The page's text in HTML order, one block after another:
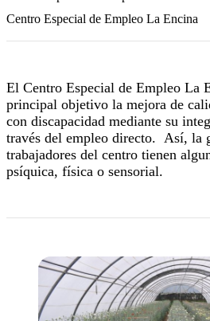
Centro Especial de Empleo La Encina
El Centro Especial de Empleo La
principal objetivo la mejora de
con discapacidad mediante su
través del empleo directo. Así, la
trabajadores del centro tienen
psíquica, física o sensorial.